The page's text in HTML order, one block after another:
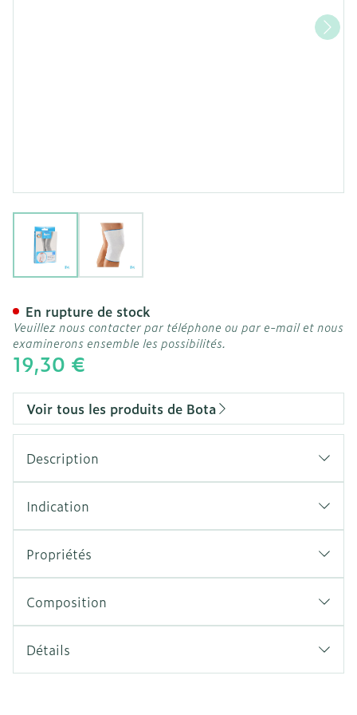
View larger imageView larger image
19,30 €
En rupture de stock
Veuillez nous contacter par téléphone ou par e-mail et nous
examinerons ensemble les possibilités.
Voir tous les produits de Bota
Description
Indication
Propriétés
Modèle anatomique
Tricot élastique fort
Sans couture
Contention dégressive sur la rotule
Composition
Détails